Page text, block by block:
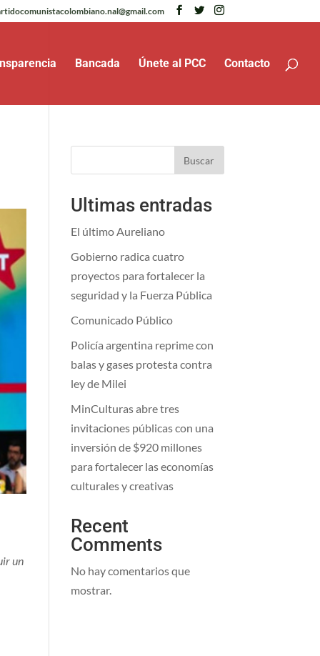
Bancada Únete al PCC Contacto
un
Buscar
Ultimas entradas
El último Aureliano
Gobierno radica cuatro
proyectos para fortalecer la
seguridad y la Fuerza Pública
Comunicado Público
Policía argentina reprime con
balas y gases protesta contra
ley de Milei
MinCulturas abre tres
invitaciones públicas con una
inversión de $920 millones
para fortalecer las economías
culturales y creativas
Recent
Comments
No hay comentarios que
mostrar.